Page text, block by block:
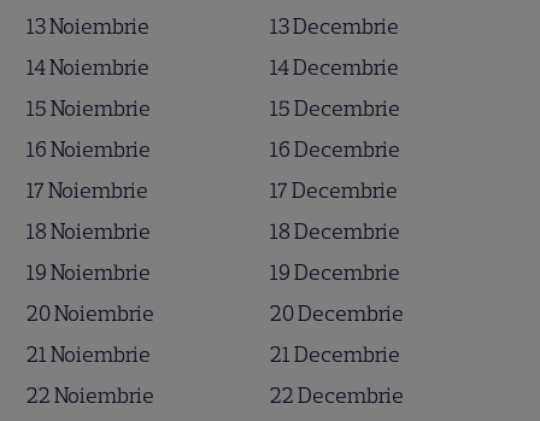
13 Noiembrie
14 Noiembrie
15 Noiembrie
16 Noiembrie
17 Noiembrie
18 Noiembrie
19 Noiembrie
20 Noiembrie
21 Noiembrie
22 Noiembrie
13 Decembrie
14 Decembrie
15 Decembrie
16 Decembrie
17 Decembrie
18 Decembrie
19 Decembrie
20 Decembrie
21 Decembrie
22 Decembrie